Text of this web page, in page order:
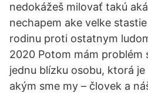
nedokážeš milovať takú
nechapem ake velke
rodinu proti ostatnym
2020 Potom mám problém
jednu blízku osobu, ktorá
akým sme my – človek a